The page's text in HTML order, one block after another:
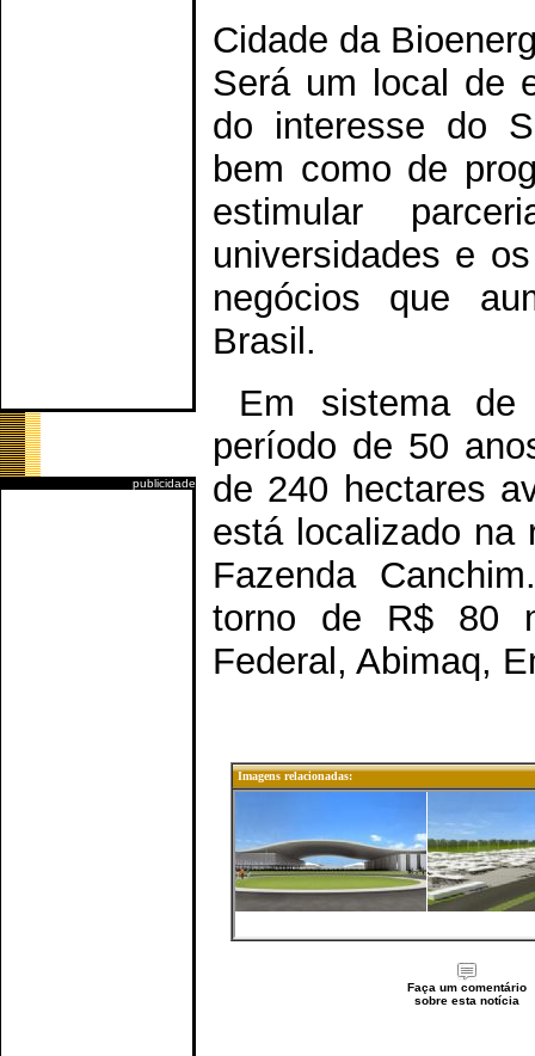
publicidade
Cidade da
Será um local de
do interesse do
bem como de
estimular
universidades e
negócios que
Brasil.
Em sistema de
período de 50
de 240 hectares
está localizado na
Fazenda
torno de R$ 80
Federal, Abimaq,
Imagens relacionadas:
Faça um comentário
sobre esta notícia